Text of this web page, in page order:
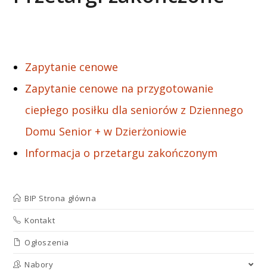
Zapytanie cenowe
Zapytanie cenowe na przygotowanie
ciepłego posiłku dla seniorów z Dziennego
Domu Senior + w Dzierżoniowie
Informacja o przetargu zakończonym
BIP Strona główna
Kontakt
Ogłoszenia
Nabory